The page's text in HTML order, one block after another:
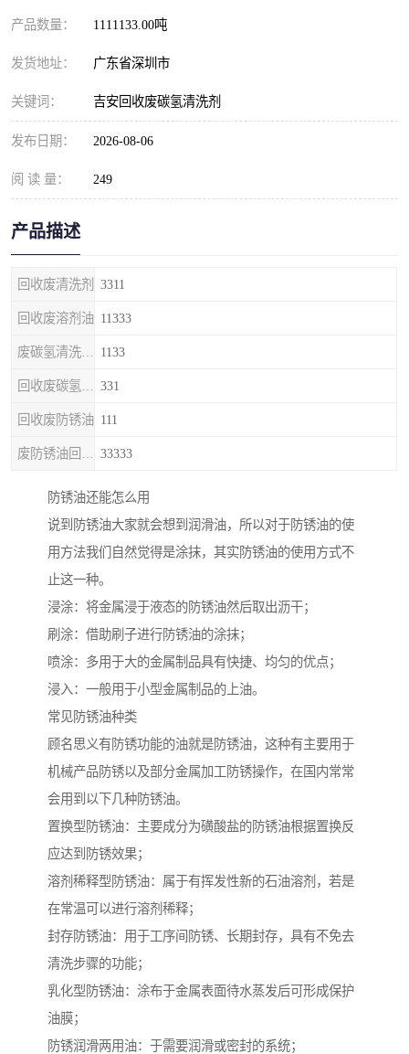
产品数量： 1111133.00吨
发货地址： 广东省深圳市
关键词： 吉安回收废碳氢清洗剂
发布日期： 2026-08-06
阅 读 量： 249
产品描述
回收废清洗剂 3311
回收废溶剂油 11333
1133
331
回收废防锈油 111
33333
防锈油还能怎么用
说到防锈油大家就会想到润滑油，所以对于防锈油的使
用方法我们自然觉得是涂抹，其实防锈油的使用方式不
止这一种。
浸涂：将金属浸于液态的防锈油然后取出沥干；
刷涂：借助刷子进行防锈油的涂抹；
喷涂：多用于大的金属制品具有快捷、均匀的优点；
浸入：一般用于小型金属制品的上油。
常见防锈油种类
顾名思义有防锈功能的油就是防锈油，这种有主要用于
机械产品防锈以及部分金属加工防锈操作，在国内常常
会用到以下几种防锈油。
置换型防锈油：主要成分为磺酸盐的防锈油根据置换反
应达到防锈效果；
溶剂稀释型防锈油：属于有挥发性新的石油溶剂，若是
在常温可以进行溶剂稀释；
封存防锈油：用于工序间防锈、长期封存，具有不免去
清洗步骤的功能；
乳化型防锈油：涂布于金属表面待水蒸发后可形成保护
油膜；
防锈润滑两用油：于需要润滑或密封的系统；